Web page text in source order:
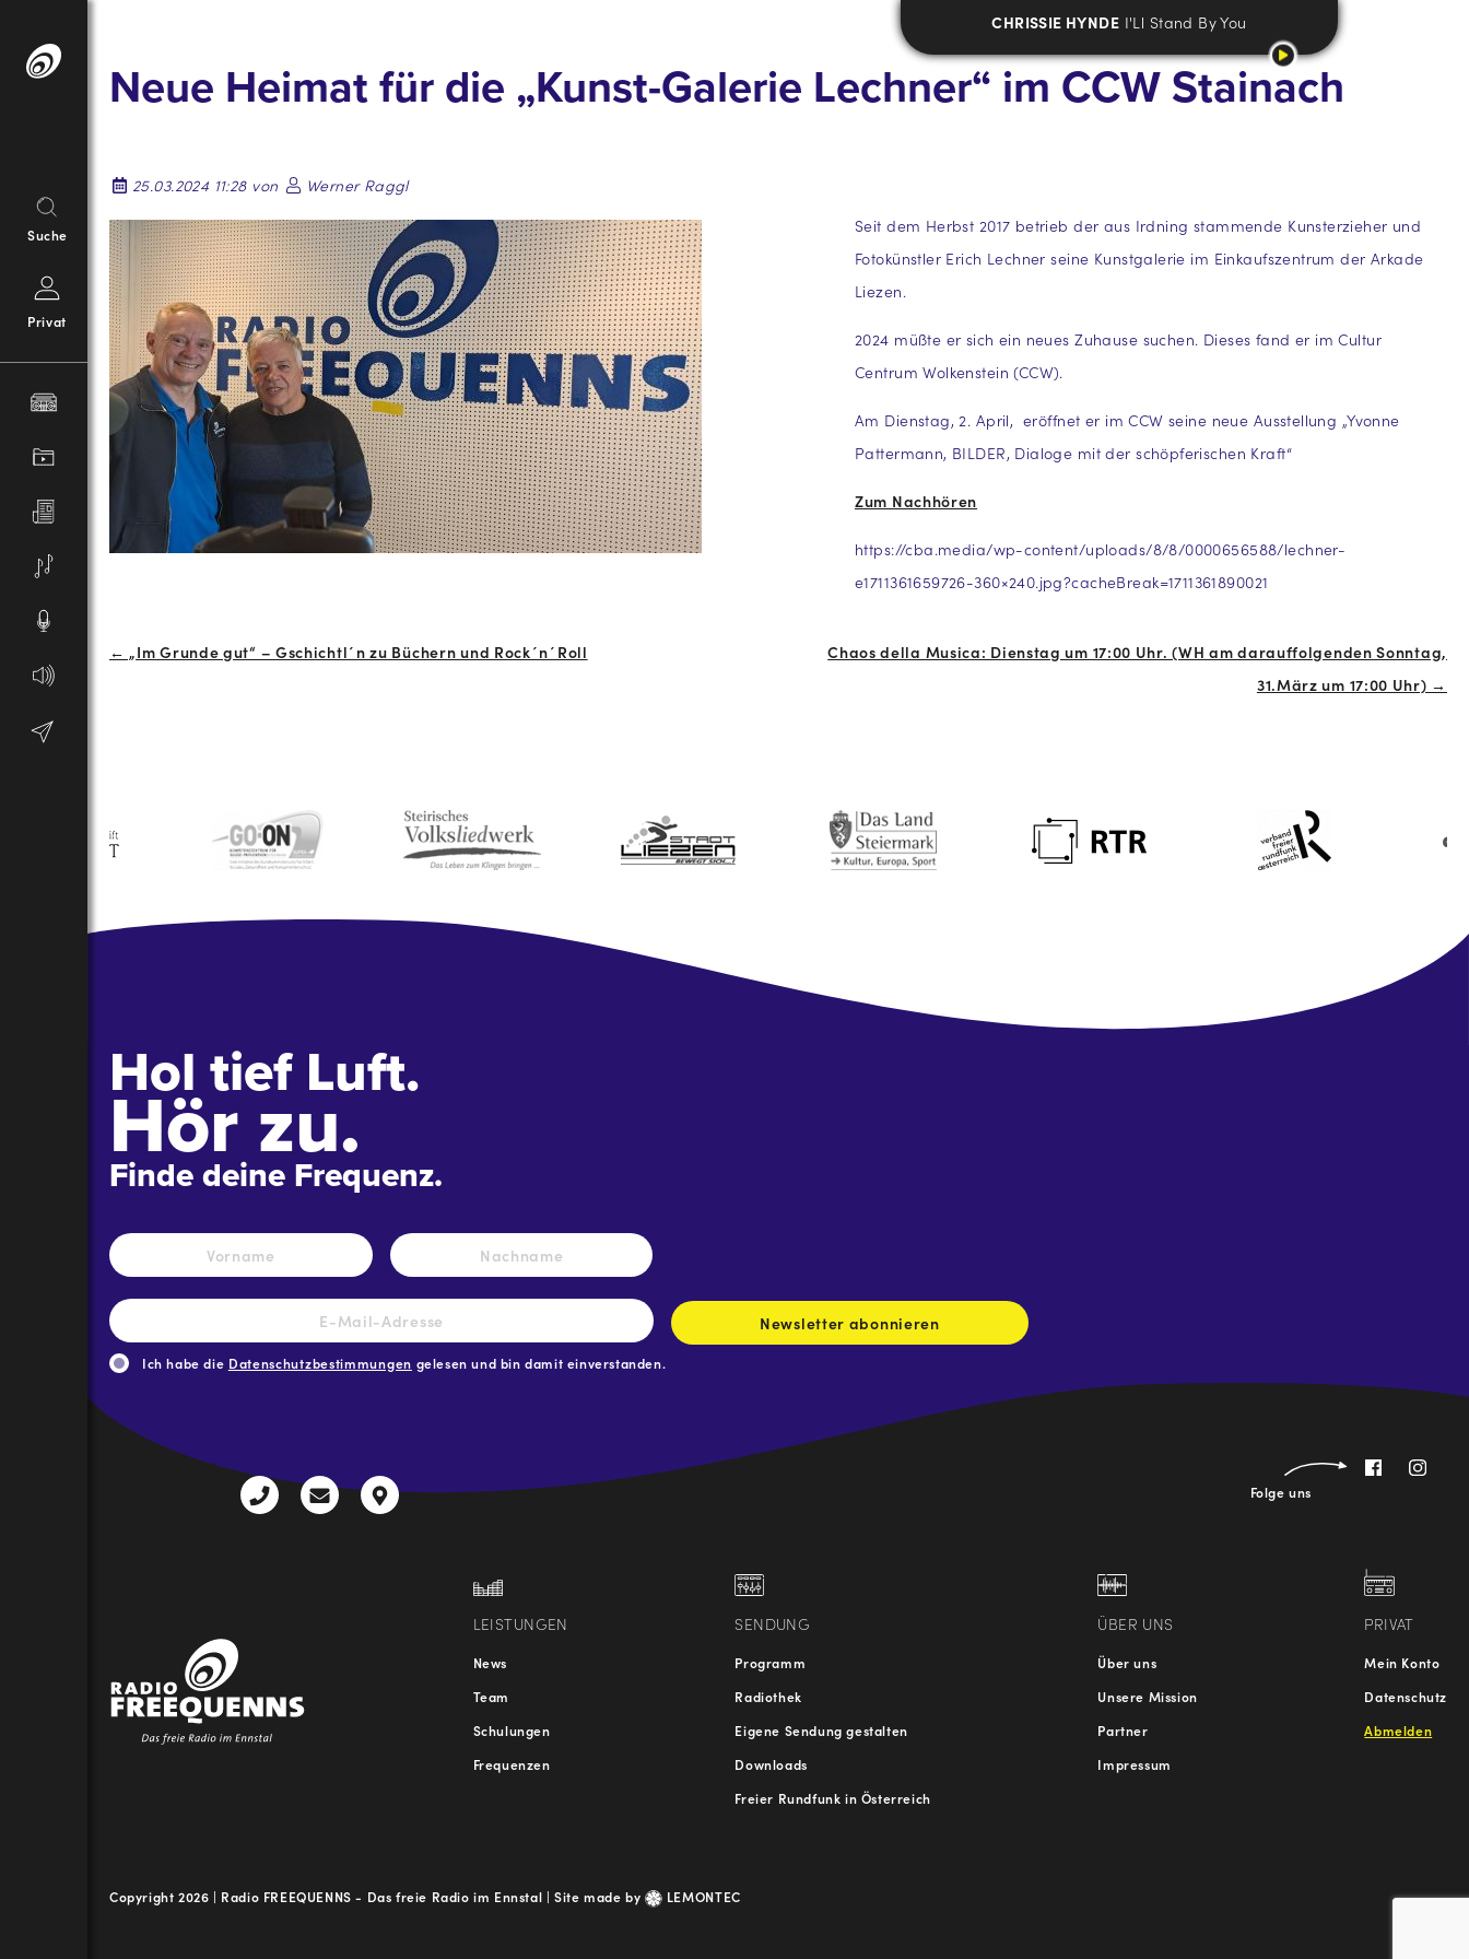
Inhalt
Suche
Privat
CHRISSIE HYNDE I'Ll Stand By You
Neue Heimat für die „Kunst-Galerie Lechner“ im CCW Stainach
25.03.2024 11:28 von
Werner Raggl
Seit dem Herbst 2017 betrieb der aus Irdning stammende Kunsterzieher und
Fotokünstler Erich Lechner seine Kunstgalerie im Einkaufszentrum der Arkade
Liezen.
2024 müßte er sich ein neues Zuhause suchen. Dieses fand er im Cultur
Centrum Wolkenstein (CCW).
Am Dienstag, 2. April, eröffnet er im CCW seine neue Ausstellung „Yvonne
Pattermann, BILDER, Dialoge mit der schöpferischen Kraft“
Zum Nachhören
https://cba.media/wp-content/uploads/8/8/0000656588/lechner-
e1711361659726-360×240.jpg?cacheBreak=1711361890021
← „Im Grunde gut“ – Gschichtl´n zu Büchern und Rock´n´Roll
Chaos della Musica: Dienstag um 17:00 Uhr. (WH am darauffolgenden Sonntag,
31.März um 17:00 Uhr) →
Hol tief Luft.
Hör zu.
Finde deine Frequenz.
Name *
Vorname Nachname
E-
Mail-
Adresse *
Newsletter abonnieren
Ich habe die Datenschutzbestimmungen gelesen und bin damit einverstanden.
Folge uns
+43
radio@freequenns.at
Kulturhausstraße
LEISTUNGEN
News
Team
Schulungen
Frequenzen
SENDUNG
Programm
Radiothek
Eigene Sendung gestalten
Downloads
Freier Rundfunk in Österreich
ÜBER UNS
Über uns
Unsere Mission
Partner
Impressum
PRIVAT
Mein Konto
Datenschutz
Abmelden
Copyright 2026 | Radio FREEQUENNS - Das freie Radio im Ennstal |Site made by LEMONTEC